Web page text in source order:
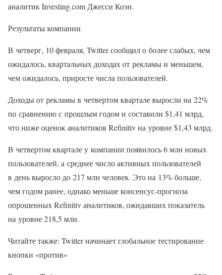
аналитик Investing.com Джесси Коэн.
Результаты компании
В четверг, 10 февраля, Twitter сообщил о более слабых, чем
ожидалось, квартальных доходах от рекламы и меньшем,
чем ожидалось, приросте числа пользователей.
Доходы от рекламы в четвертом квартале выросли на 22%
по сравнению с прошлым годом и составили $1,41 млрд,
что ниже оценок аналитиков Refinitiv на уровне $1,43 млрд.
В четвертом квартале у компании появилось 6 млн новых
пользователей, а среднее число активных пользователей
в день выросло до 217 млн человек. Это на 13% больше,
чем годом ранее, однако меньше консенсус-прогноза
опрошенных Refinitiv аналитиков, ожидавших показатель
на уровне 218,5 млн.
Читайте также: Twitter начинает глобальное тестирование
кнопки «против»